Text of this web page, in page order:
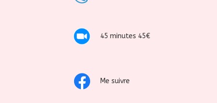
45 minutes 45€
Me suivre